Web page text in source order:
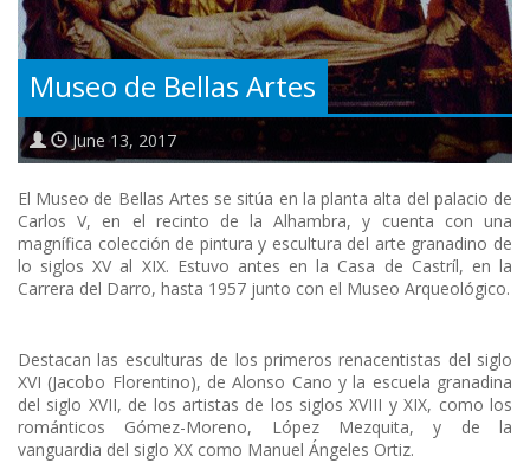
Museo de Bellas Artes
June 13, 2017
El Museo de Bellas Artes se sitúa en la planta alta del palacio de
Carlos V, en el recinto de la Alhambra, y cuenta con una
magnífica colección de pintura y escultura del arte granadino de
lo siglos XV al XIX. Estuvo antes en la Casa de Castríl, en la
Carrera del Darro, hasta 1957 junto con el Museo Arqueológico.
Destacan las esculturas de los primeros renacentistas del siglo
XVI (Jacobo Florentino), de Alonso Cano y la escuela granadina
del siglo XVII, de los artistas de los siglos XVIII y XIX, como los
románticos Gómez-Moreno, López Mezquita, y de la
vanguardia del siglo XX como Manuel Ángeles Ortiz.